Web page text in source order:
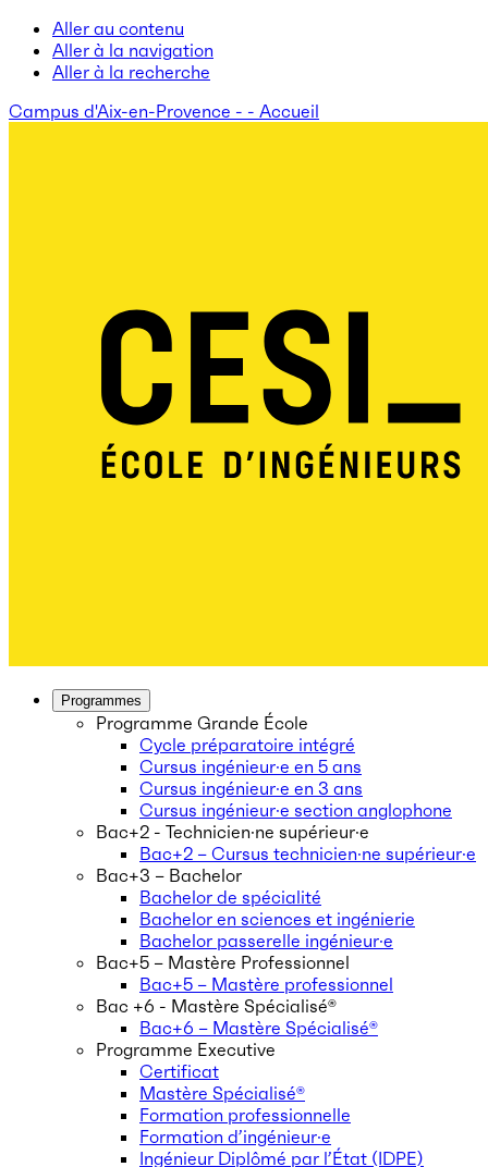
Aller au contenu
Aller à la navigation
Aller à la recherche
Campus d'Aix-en-Provence - - Accueil
Programmes
Programme Grande École
Cycle préparatoire intégré
Cursus ingénieur·e en 5 ans
Cursus ingénieur·e en 3 ans
Cursus ingénieur·e section anglophone
Bac+2 - Technicien·ne supérieur·e
Bac+2 – Cursus technicien·ne supérieur·e
Bac+3 – Bachelor
Bachelor de spécialité
Bachelor en sciences et ingénierie
Bachelor passerelle ingénieur·e
Bac+5 – Mastère Professionnel
Bac+5 – Mastère professionnel
Bac +6 - Mastère Spécialisé®
Bac+6 – Mastère Spécialisé®
Programme Executive
Certificat
Mastère Spécialisé®
Formation professionnelle
Formation d’ingénieur·e
Ingénieur Diplômé par l’État (IDPE)